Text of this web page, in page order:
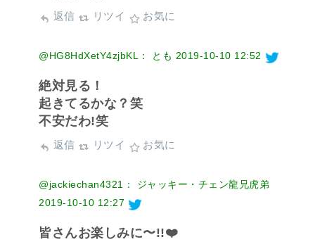
返信 リツイ お気に
@HG8HdXetY4zjbKL： とも 2019-10-10 12:52
絶対見る！
起きてるかな？笑
不安だわ!笑
返信 リツイ お気に
@jackiechan4321： ジャッキー・チェン龍兄虎弟
2019-10-10 12:27
皆さんお楽しみに〜!!❤️